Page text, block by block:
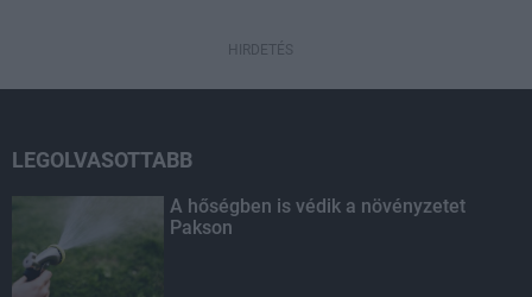
HIRDETÉS
LEGOLVASOTTABB
A hőségben is védik a növényzetet
Pakson